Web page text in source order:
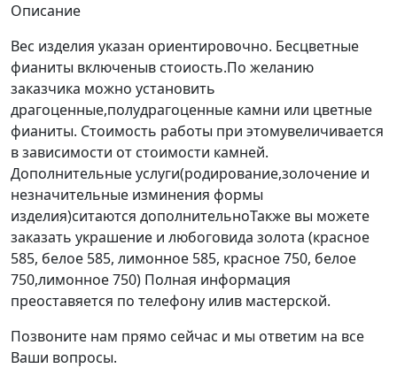
Описание
Вес изделия указан ориентировочно. Бесцветные
фианиты включеныв стоиость.По желанию
заказчика можно установить
драгоценные,полудрагоценные камни или цветные
фианиты. Стоимость работы при этомувеличивается
в зависимости от стоимости камней.
Дополнительные услуги(родирование,золочение и
незначительные изминения формы
изделия)ситаются дополнительноТакже вы можете
заказать украшение и любоговида золота (красное
585, белое 585, лимонное 585, красное 750, белое
750,лимонное 750) Полная информация
преоставяется по телефону илив мастерской.
Позвоните нам прямо сейчас и мы ответим на все
Ваши вопросы.